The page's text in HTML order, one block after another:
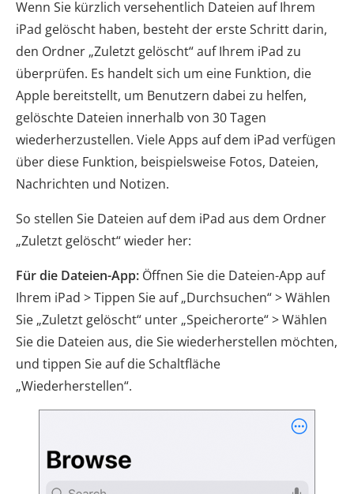
Wenn Sie kürzlich versehentlich Dateien auf Ihrem
iPad gelöscht haben, besteht der erste Schritt darin,
den Ordner „Zuletzt gelöscht“ auf Ihrem iPad zu
überprüfen. Es handelt sich um eine Funktion, die
Apple bereitstellt, um Benutzern dabei zu helfen,
gelöschte Dateien innerhalb von 30 Tagen
wiederherzustellen. Viele Apps auf dem iPad verfügen
über diese Funktion, beispielsweise Fotos, Dateien,
Nachrichten und Notizen.
So stellen Sie Dateien auf dem iPad aus dem Ordner
„Zuletzt gelöscht“ wieder her:
Für die Dateien-App: Öffnen Sie die Dateien-App auf
Ihrem iPad > Tippen Sie auf „Durchsuchen“ > Wählen
Sie „Zuletzt gelöscht“ unter „Speicherorte“ > Wählen
Sie die Dateien aus, die Sie wiederherstellen möchten,
und tippen Sie auf die Schaltfläche
„Wiederherstellen“.